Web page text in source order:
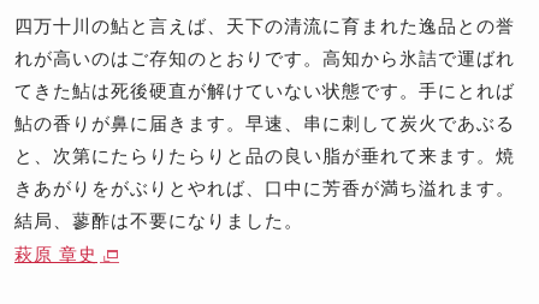
四万十川の鮎と言えば、天下の清流に育まれた逸品との誉
れが高いのはご存知のとおりです。高知から氷詰で運ばれ
てきた鮎は死後硬直が解けていない状態です。手にとれば
鮎の香りが鼻に届きます。早速、串に刺して炭火であぶる
と、次第にたらりたらりと品の良い脂が垂れて来ます。焼
きあがりをがぶりとやれば、口中に芳香が満ち溢れます。
結局、蓼酢は不要になりました。
萩原 章史